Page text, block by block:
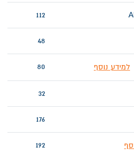
112
48
למידע נוסף 80
32
176
192